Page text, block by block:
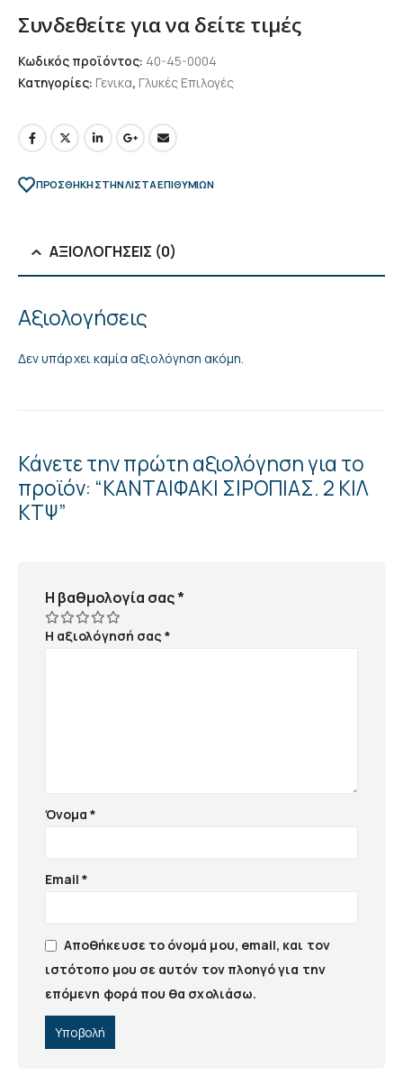
Συνδεθείτε για να δείτε τιμές
Κωδικός προϊόντος: 40-45-0004
Κατηγορίες: Γενικα, Γλυκές Επιλογές
ΠΡΌΣΘΉΚΗ ΣΤΗΝ ΛΊΣΤΑ ΕΠΙΘΥΜΙΏΝ
ΑΞΙΟΛΟΓΉΣΕΙΣ (0)
Αξιολογήσεις
Δεν υπάρχει καμία αξιολόγηση ακόμη.
Κάνετε την πρώτη αξιολόγηση για το
προϊόν: “ΚΑΝΤΑΙΦΑΚΙ ΣΙΡΟΠΙΑΣ. 2 ΚΙΛ
ΚΤΨ”
Η βαθμολογία σας*
Η αξιολόγησή σας*
Όνομα*
Email*
Αποθήκευσε το όνομά μου, email, και τον
ιστότοπο μου σε αυτόν τον πλοηγό για την
επόμενη φορά που θα σχολιάσω.